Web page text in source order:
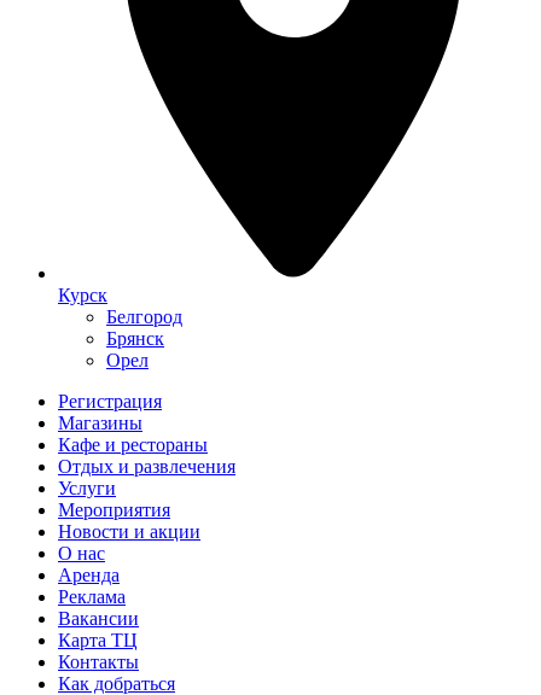
Курск
Белгород
Брянск
Орел
Регистрация
Магазины
Кафе и рестораны
Отдых и развлечения
Услуги
Мероприятия
Новости и акции
О нас
Аренда
Реклама
Вакансии
Карта ТЦ
Контакты
Как добраться